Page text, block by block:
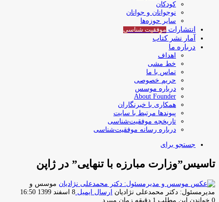
کودکان
نوجوانان و جوانان
سایر حوزه‌ها
انتشارات موفقیت‌ شناسی
آمار نشر کتاب
درباره ما
اهداف
خط مشی
تماس با ما
حریم خصوصی
درباره موسس
About Founder
همکاری با خبرنگاران
پیوندها مرتبط با سایت
تاریخچه موفقیت‌شناسی
درباره رسانه موفقیت‌شناسی
جستجو برای
تاسیس”وزارت مبارزه با تنهایی” در ژاپن
موسس و
مدیرمسئول: دکتر محمدعلی نژادیان ارسال ایمیل 8 اسفند 1399 16:50
0 خواندن این مطلب 1 دقیقه زمان میبرد